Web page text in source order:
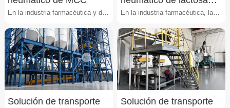
En la industria farmacéutica y de
microcristali···
farmacéutica
En la industria farmacéutica, la
más utilizado···
Solución de transporte
Solución de transporte